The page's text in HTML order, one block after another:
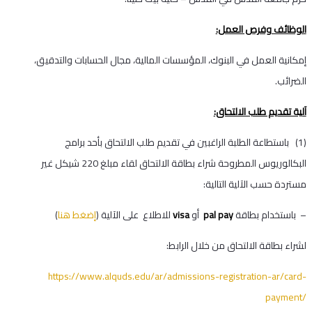
الوظائف وفرص العمل:
إمكانية العمل في البنوك، المؤسسات المالية، مجال الحسابات والتدقيق،
الضرائب.
آلية تقديم طلب الالتحاق:
(1) باستطاعة الطلبة الراغبين في تقديم طلب الالتحاق بأحد برامج
البكالوريوس المطروحة شراء بطاقة الالتحاق لقاء مبلغ 220 شيكل غير
مستردة حسب الآلية التالية:
– باستخدام بطاقةpal pay أوvisaللاطلاع على الآلية (إضغطهنا)
لشراء بطاقة الالتحاق من خلال الرابط:
https://www.alquds.edu/ar/admissions-registration-ar/card-
payment/